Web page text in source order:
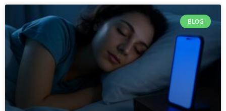
BLOG